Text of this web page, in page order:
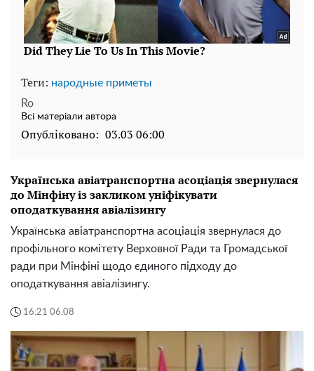
Теги: народные приметы
Ro
Всі матеріали автора
Опубліковано: 03.03 06:00
Українська авіатранспортна асоціація звернулася
до Мінфіну із закликом уніфікувати
оподаткування авіалізингу
Українська авіатранспортна асоціація звернулася до
профільного комітету Верховної Ради та Громадської
ради при Мінфіні щодо єдиного підходу до
оподаткування авіалізингу.
16:21 06.08